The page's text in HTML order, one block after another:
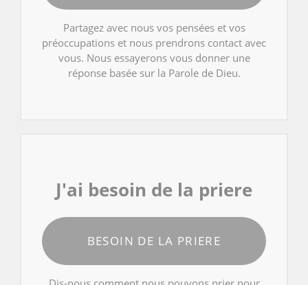
Partagez avec nous vos pensées et vos
préoccupations et nous prendrons contact avec
vous. Nous essayerons vous donner une
réponse basée sur la Parole de Dieu.
J'ai besoin de la priere
BESOIN DE LA PRIERE